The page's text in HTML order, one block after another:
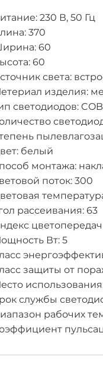
230 В, 50 Гц
370
60
60
света:
изделия:
светодиодов: COB
белый
монтажа:
поток: 300
рассеивания: 63
Вт: 5
защиты от
службы
рабочих